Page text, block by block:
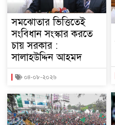
সমঝোতার ভিত্তিতেই
সংবিধান সংস্কার করতে
চায় সরকার :
সালাহউদ্দিন আহমদ
০৪-০৮-২০২৬